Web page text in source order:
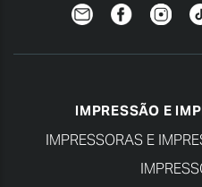
NewsletterFacebook
IMPRESSÃO E
IMPRESSORAS E